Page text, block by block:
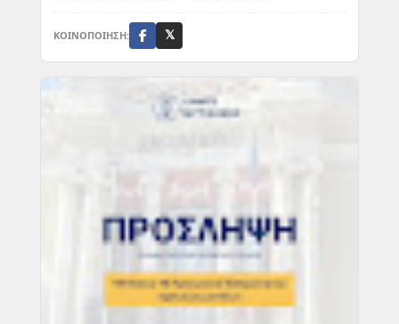
ΚΟΙΝΟΠΟΙΗΣΗ: 𝕏